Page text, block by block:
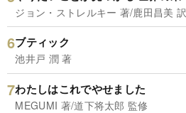
ジョン・ストレルキー 著/鹿田昌美 訳
ブティック
池井戸 潤 著
わたしはこれでやせました
MEGUMI 著/道下将太郎 監修